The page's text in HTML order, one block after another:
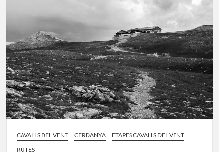
CAVALLS DEL VENT CERDANYA
ETAPES CAVALLS DEL VENT
RUTES